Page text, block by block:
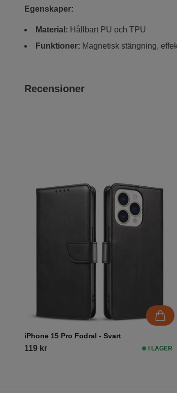
Egenskaper:
Material: Hållbart PU och TPU
Funktioner: Magnetisk stängning,
Recensioner
iPhone 15 Pro Fodral - Svart
119 kr I LAGER